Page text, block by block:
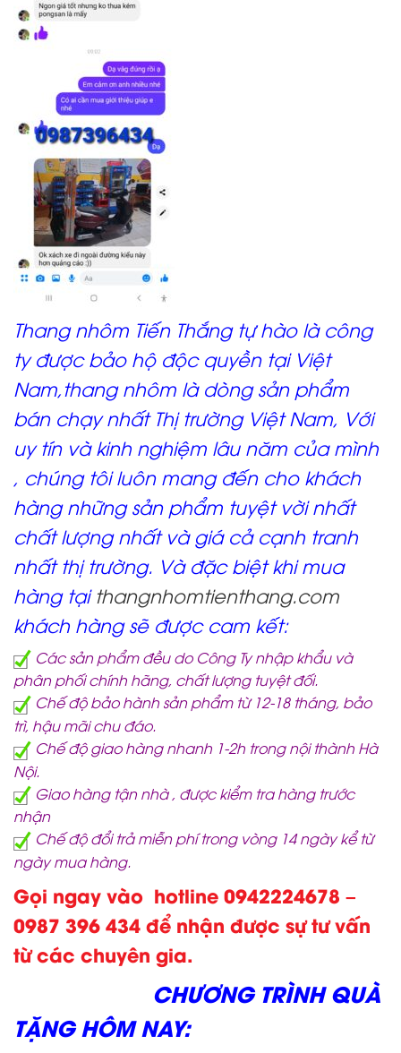
Thang nhôm Tiến Thắng tự hào là công
ty được bảo hộ độc quyền tại Việt
Nam,thang nhôm là dòng sản phẩm
bán chạy nhất Thị trường Việt Nam, Với
uy tín và kinh nghiệm lâu năm của mình
, chúng tôi luôn mang đến cho khách
hàng những sản phẩm tuyệt vời nhất
chất lượng nhất và giá cả cạnh tranh
nhất thị trường. Và đặc biệt khi mua
hàng tại thangnhomtienthang.com
khách hàng sẽ được cam kết:
Các sản phẩm đều do Công Ty nhập khẩu và
phân phối chính hãng, chất lượng tuyệt đối.
Chế độ bảo hành sản phẩm từ 12-18 tháng, bảo
trì, hậu mãi chu đáo.
Chế độ giao hàng nhanh 1-2h trong nội thành Hà
Nội.
Giao hàng tận nhà , được kiểm tra hàng trước
nhận
Chế độ đổi trả miễn phí trong vòng 14 ngày kể từ
ngày mua hàng.
Gọi ngay vào hotline 0942224678 –
0987 396 434 để nhận được sự tư vấn
từ các chuyên gia.
CHƯƠNG TRÌNH QUÀ
TẶNG HÔM NAY: